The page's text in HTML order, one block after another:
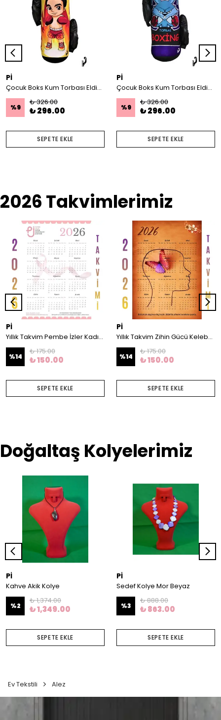
Pİ
Çocuk Boks Kum Torbası Eldiven Dahil 2-6 Yaş Boksör
%9
₺ 326.00
₺ 296.00
SEPETE EKLE
Pİ
Çocuk Boks Kum Torbası Eldiven Dahil 2-6 Yaş Lacivert
%9
₺ 326.00
₺ 296.00
SEPETE EKLE
2026 Takvimlerimiz
Pİ
Yıllık Takvim Pembe İzler Kadın Kanserleri Derneği Tasarım
%14
₺ 175.00
₺ 150.00
SEPETE EKLE
Pİ
Yıllık Takvim Zihin Gücü Kelebek Tasarım
%14
₺ 175.00
₺ 150.00
SEPETE EKLE
Doğaltaş Kolyelerimiz
Pİ
Kahve Akik Kolye
%2
₺ 1,374.00
₺ 1,349.00
SEPETE EKLE
Pİ
Sedef Kolye Mor Beyaz
%3
₺ 888.00
₺ 863.00
SEPETE EKLE
Ev Tekstili Alez